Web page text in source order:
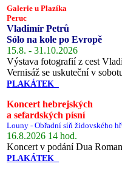
Galerie u Plazíka
Peruc
Vladimír Petrů
Sólo na kole po Evropě
15.8. - 31.10.2026
Výstava fotografií z cest
Vernisáž se uskuteční v
PLAKÁTEK
Koncert hebrejských
a sefardských písní
Louny - Obřadní síň židovského
16.8.2026 14 hod.
Koncert v podání Dua
PLAKÁTEK